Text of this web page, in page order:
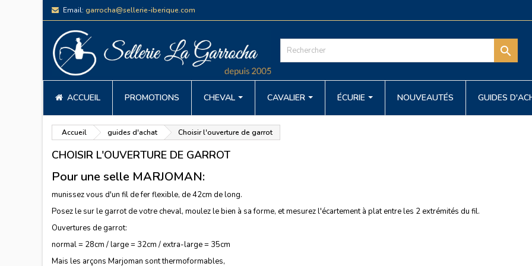
Email: garrocha@sellerie-iberique.com

ACCUEIL PROMOTIONS CHEVAL CAVALIER ÉCURIE NOUVEAUTÉS GUIDES
Accueil guides d'achat Choisir l'ouverture de garrot
CHOISIR L'OUVERTURE DE GARROT
Pour une selle MARJOMAN:
munissez vous d'un fil de fer flexible, de 42cm de long.
Posez le sur le garrot de votre cheval, moulez le bien à sa forme, et mesurez l'écartement à plat entre les 2 extrémités du fil.
Ouvertures de garrot:
normal = 28cm / large = 32cm / extra-large = 35cm
Mais les arçons Marjoman sont thermoformables,